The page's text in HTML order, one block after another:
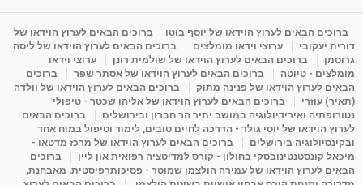
09:12
מדיטציה בדמיון מודרך - היכרות עם האני הפנימי
מאת admin 11 שנים 3,648 צפיות
פנינה מתוק - מרכז "נתיב הלב" בהרצליה-
מדיטציה-התחדשות
Shahar-vod
ברוכים הבאים לערוץ הוידאו של יוסף בוטו
ברוכים הבאים לערוץ הוידאו של
דורית יעקובי
ערוצי וידאו מומלצים
ברוכים הבאים לערוץ הוידאו של ליסה
גרוסמן
ברוכים הבאים לערוץ הוידאו של שולמית רונן
ערוצי וידאו
מומלצים - טיוטה
ברוכים הבאים לערוץ הוידאו של אסתר שפר
ברוכים
הבאים לערוץ הוידאו של פנינה מתוק
ברוכים הבאים לערוץ הוידאו של וולדה
(תאיר) עוזרי
ברוכים הבאים לערוץ הוידאו של אליהו שכטר - טיפולי
נטורופתיה ואירידיולוגיה במושב יתיר הר חברון ובירושלים
ברוכים הבאים
לערוץ הוידאו של יוסי גולד - הדרכה לחיים טובים, לימוד וטיפול במוח אחד
ובקינסיולוגיה בירושלים
ברוכים הבאים לערוץ הוידאו של מרכז מדטאו -
מיכאל קונסטנטינובסקי בחולון - קורס למדיטציה רפואית און ליין
ברוכים
הבאים לערוץ הוידאו של עמירה הולצמן שמוטר - פסיכותרפיסטית, מאבחנת,